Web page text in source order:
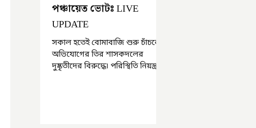
পঞ্চায়েত ভোটঃ LIVE
UPDATE
সকাল হতেই বোমাবাজি শুরু চাঁচলে৷
অভিযোগের তির শাসকদলের
দুষ্কৃতীদের বিরুদ্ধে৷ পরিস্থিতি নিয়ন্ত্রণে